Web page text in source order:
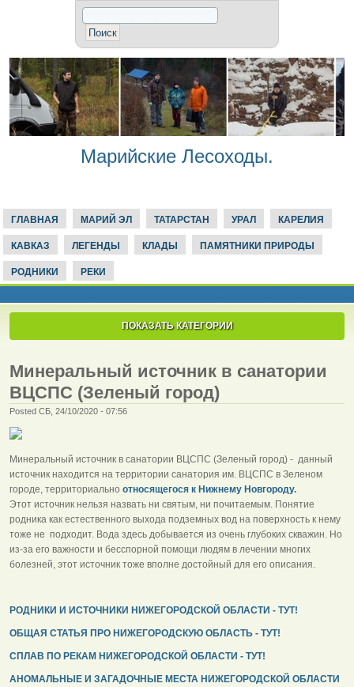
Марийские Лесоходы.
ГЛАВНАЯ МАРИЙ ЭЛ ТАТАРСТАН УРАЛ КАРЕЛИЯ
КАВКАЗ ЛЕГЕНДЫ КЛАДЫ ПАМЯТНИКИ ПРИРОДЫ
РОДНИКИ РЕКИ
ПОКАЗАТЬ КАТЕГОРИИ
Минеральный источник в санатории
ВЦСПС (Зеленый город)
Posted СБ, 24/10/2020 - 07:56
Минеральный источник в санатории ВЦСПС (Зеленый город) - данный
источник находится на территории санатория им. ВЦСПС в Зеленом
городе, территориально относящегося к Нижнему Новгороду.
Этот источник нельзя назвать ни святым, ни почитаемым. Понятие
родника как естественного выхода подземных вод на поверхность к нему
тоже не подходит. Вода здесь добывается из очень глубоких скважин. Но
из-за его важности и бесспорной помощи людям в лечении многих
болезней, этот источник тоже вполне достойный для его описания.
РОДНИКИ И ИСТОЧНИКИ НИЖЕГОРОДСКОЙ ОБЛАСТИ - ТУТ!
ОБЩАЯ СТАТЬЯ ПРО НИЖЕГОРОДСКУЮ ОБЛАСТЬ - ТУТ!
СПЛАВ ПО РЕКАМ НИЖЕГОРОДСКОЙ ОБЛАСТИ - ТУТ!
АНОМАЛЬНЫЕ И ЗАГАДОЧНЫЕ МЕСТА НИЖЕГОРОДСКОЙ ОБЛАСТИ